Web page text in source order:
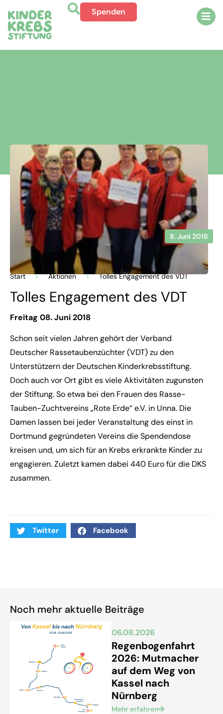
Spenden
8. Juni 2018
Start > Aktionen > Tolles Engagement des VDT
Tolles Engagement des VDT
Freitag 08. Juni 2018
Schon seit vielen Jahren gehört der Verband
Deutscher Rassetaubenzüchter (VDT) zu den
Unterstützern der Deutschen Kinderkrebsstiftung.
Doch auch vor Ort gibt es viele Aktivitäten zugunsten
der Stiftung. So etwa bei den Frauen des Rasse-
Tauben-Zuchtvereins „Rote Erde“ e.V. in Unna. Die
Damen lassen bei jeder Veranstaltung des einst in
Dortmund gegründeten Vereins die Spendendose
kreisen und, um sich für an Krebs erkrankte Kinder zu
engagieren. Zuletzt kamen dabei 440 Euro für die DKS
zusammen.
Twitter Facebook
Noch mehr aktuelle Beiträge
06.08.2026
Regenbogenfahrt
2026: Mutmacher
auf dem Weg von
Kassel nach
Nürnberg
Mehr erfahren